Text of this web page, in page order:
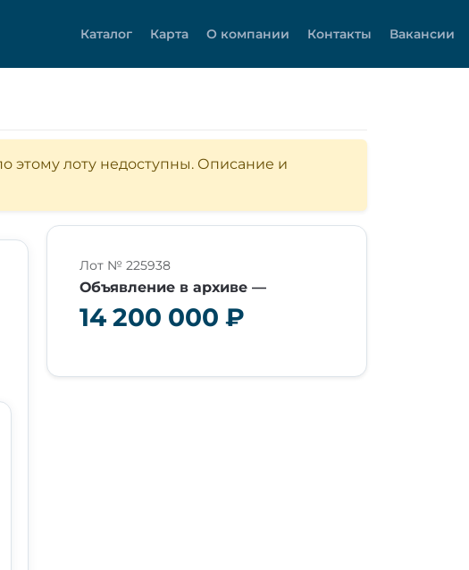
Каталог Карта О компании Контакты Вакансии
этому лоту недоступны. Описание и
Лот № 225938
Объявление в архиве —
14 200 000 ₽